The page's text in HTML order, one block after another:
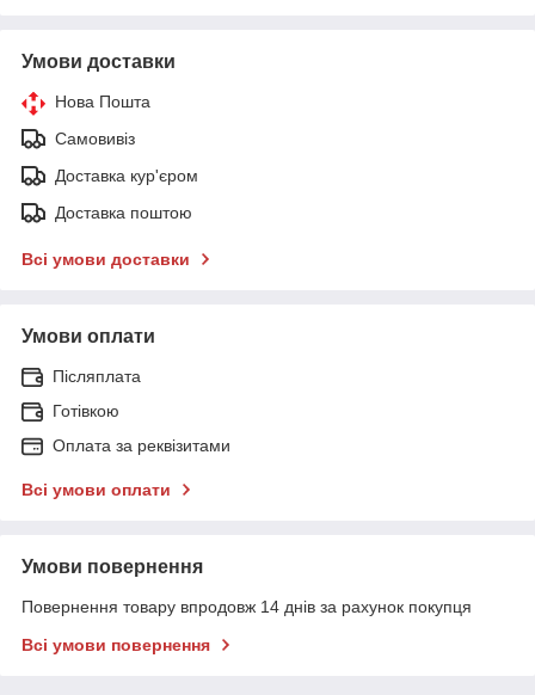
Умови доставки
Нова Пошта
Самовивіз
Доставка кур'єром
Доставка поштою
Всі умови доставки
Умови оплати
Післяплата
Готівкою
Оплата за реквізитами
Всі умови оплати
Умови повернення
Повернення товару впродовж 14 днів за рахунок покупця
Всі умови повернення